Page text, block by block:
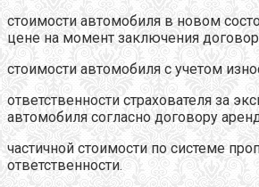
стоимости автомобиля в новом
цене на момент заключения
стоимости автомобиля с учетом
ответственности страхователя за
автомобиля согласно договору
частичной стоимости по системе
ответственности.